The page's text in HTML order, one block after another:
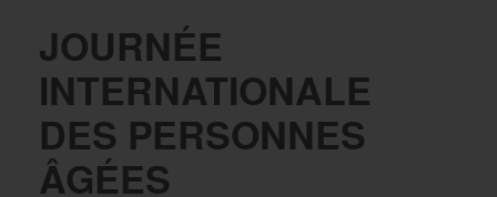
JOURNÉE
INTERNATIONALE
DES PERSONNES
ÂGÉES